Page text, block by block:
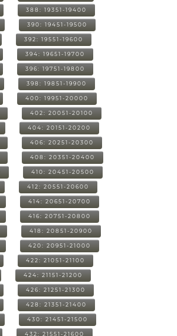
388: 19351-19400
390: 19451-19500
392: 19551-19600
394: 19651-19700
396: 19751-19800
398: 19851-19900
400: 19951-20000
402: 20051-20100
404: 20151-20200
406: 20251-20300
408: 20351-20400
410: 20451-20500
412: 20551-20600
414: 20651-20700
416: 20751-20800
418: 20851-20900
420: 20951-21000
422: 21051-21100
424: 21151-21200
426: 21251-21300
428: 21351-21400
430: 21451-21500
432: 21551-21600